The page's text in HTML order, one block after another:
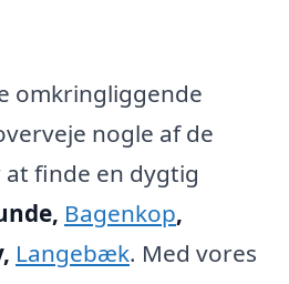
omkringliggende
nogle af de
finde en dygtig
Bagenkop,
Langebæk. Med vores